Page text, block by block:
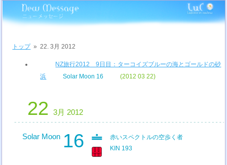
トップ»22. 3月 2012
NZ旅行2012 9日目：ターコイズブルーの海とゴールドの砂
浜
Solar Moon 16 (2012 03 22)
22 3月 2012
Solar Moon 16
赤いスペクトルの空歩く者
KIN 193